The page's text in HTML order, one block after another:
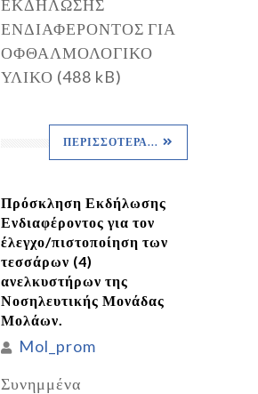
ΕΚΔΗΛΩΣΗΣ
ΕΝΔΙΑΦΕΡΟΝΤΟΣ ΓΙΑ
ΟΦΘΑΛΜΟΛΟΓΙΚΟ
ΥΛΙΚΟ (488 kB)
ΠΕΡΙΣΣΌΤΕΡΑ...
Πρόσκληση Εκδήλωσης
Ενδιαφέροντος για τον
έλεγχο/πιστοποίηση των
τεσσάρων (4)
ανελκυστήρων της
Νοσηλευτικής Μονάδας
Μολάων.
Mol_prom
Συνημμένα